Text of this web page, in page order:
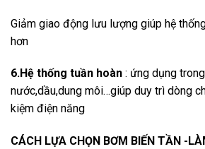
Giảm giao động lưu lượng giúp hệ
hơn
6.Hệ thống tuần hoàn : ứng dụng
nước,dầu,dung môi…giúp duy trì dòng
kiệm điện năng
CÁCH LỰA CHỌN BƠM BIẾN TẦN -